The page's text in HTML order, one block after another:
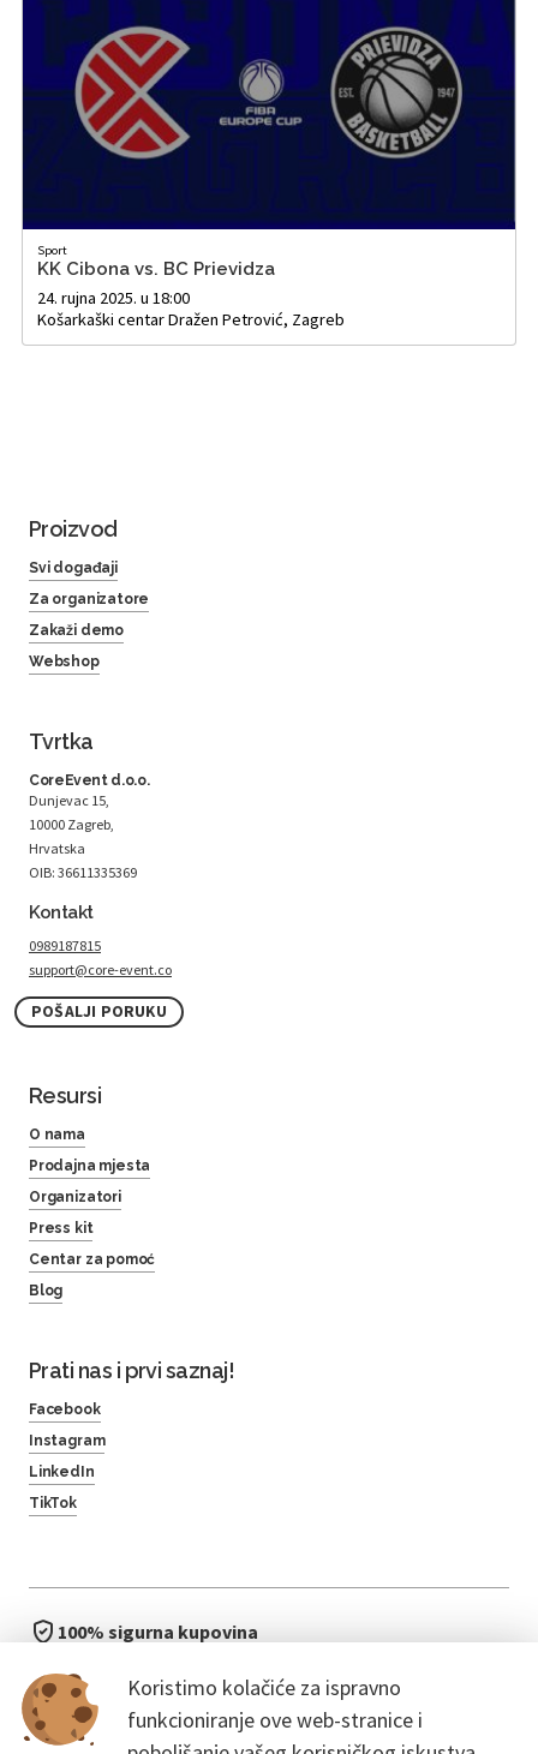
Sport
KK Cibona vs. BC Prievidza
24. rujna 2025. u 18:00
Košarkaški centar Dražen Petrović, Zagreb
Koristimo kolačiće za ispravno
funkcioniranje ove web-stranice i
Proizvod
Svi događaji
Za organizatore
Zakaži demo
Webshop
Tvrtka
CoreEvent d.o.o.
Dunjevac 15,
10000 Zagreb,
Hrvatska
OIB: 36611335369
Kontakt
0989187815
support@core-event.co
POŠALJI PORUKU
Resursi
O nama
Prodajna mjesta
Organizatori
Press kit
Centar za pomoć
Blog
Prati nas i prvi saznaj!
Facebook
Instagram
LinkedIn
TikTok
100% sigurna kupovina
bez čekanja u redu